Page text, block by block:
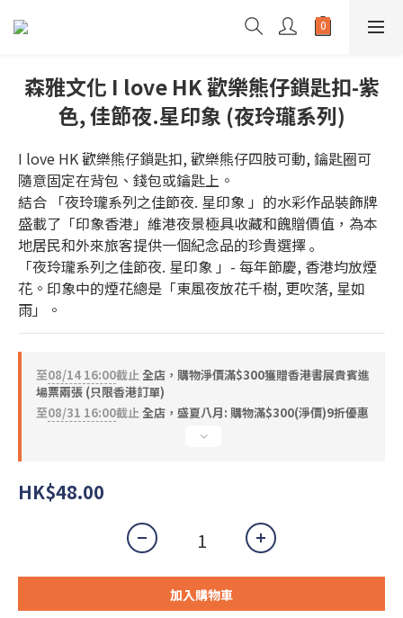
森雅文化 I love HK 歡樂熊仔鎖匙扣-紫
色, 佳節夜.星印象 (夜玲瓏系列)
I love HK 歡樂熊仔鎖匙扣, 歡樂熊仔四肢可動, 鑰匙圈可
隨意固定在背包、錢包或鑰匙上。
結合 「夜玲瓏系列之佳節夜. 星印象 」的水彩作品裝飾牌
盛載了「印象香港」維港夜景極具收藏和餽贈價值，為本
地居民和外來旅客提供一個紀念品的珍貴選擇 ｡
「夜玲瓏系列之佳節夜. 星印象 」- 每年節慶, 香港均放煙
花。印象中的煙花總是「東風夜放花千樹, 更吹落, 星如
雨」。
至08/14 16:00截止全店，購物淨價滿$300獲贈香港書展貴賓進
場票兩張 (只限香港訂單)
至08/31 16:00截止全店，盛夏八月: 購物滿$300(淨價)9折優惠
HK$48.00
加入購物車